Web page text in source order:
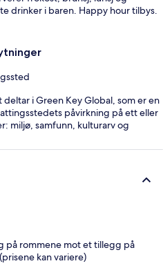
drinker i baren. Happy hour tilbys.
i Green Key Global, som er en
påvirkning på ett eller
miljø, samfunn, kulturarv og
på rommene mot et tillegg på
kan variere)